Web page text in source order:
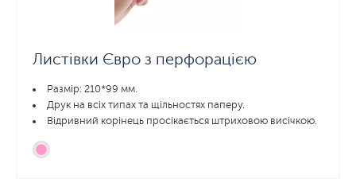
Листівки Євро з перфорацією
Размір: 210*99 мм.
Друк на всіх типах та щільностях паперу.
Відривний корінець просікається штриховою висічкою.